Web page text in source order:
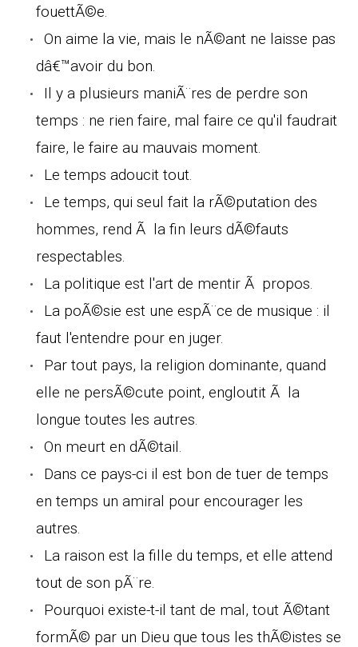
fouettÃ©e.
On aime la vie, mais le nÃ©ant ne laisse pas
dâ€™avoir du bon.
Il y a plusieurs maniÃ¨res de perdre son
temps : ne rien faire, mal faire ce qu'il faudrait
faire, le faire au mauvais moment.
Le temps adoucit tout.
Le temps, qui seul fait la rÃ©putation des
hommes, rend Ã la fin leurs dÃ©fauts
respectables.
La politique est l'art de mentir Ã propos.
La poÃ©sie est une espÃ¨ce de musique : il
faut l'entendre pour en juger.
Par tout pays, la religion dominante, quand
elle ne persÃ©cute point, engloutit Ã la
longue toutes les autres.
On meurt en dÃ©tail.
Dans ce pays-ci il est bon de tuer de temps
en temps un amiral pour encourager les
autres.
La raison est la fille du temps, et elle attend
tout de son pÃ¨re.
Pourquoi existe-t-il tant de mal, tout Ã©tant
formÃ© par un Dieu que tous les thÃ©istes se